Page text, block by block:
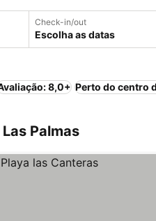
Check-in/out
Escolha as datas
8,0+ Perto do centro
Palmas